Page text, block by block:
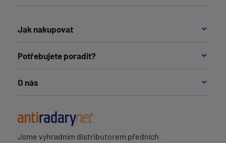
Jak nakupovat
Potřebujete poradit?
O nás
Jsme výhradním distributorem předních